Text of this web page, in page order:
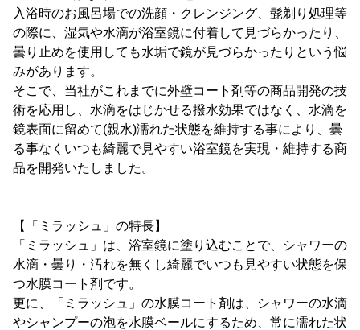
入浴時のお風呂場での洗顔・クレンジング、髭剃り処理等
の際に、湿気や水滴が浴室鏡に付着して見づらかったり、
曇り止めを使用しても水垢で鏡が見づらかったりという悩
みがあります。
そこで、当社がこれまでに外壁コート剤等の商品開発の技
術を応用し、水滴をはじかせる撥水効果ではなく、水滴を
鏡表面に留めて(親水)濡れた状態を維持する事により、曇
る事なくいつも綺麗で見やすい浴室鏡を実現・維持する商
品を開発いたしました。
【「ミラッシュ」の特長】
「ミラッシュ」は、浴室鏡に塗り込むことで、シャワーの
水滴・曇り・汚れを無くし綺麗でいつも見やすい状態を保
つ水膜コート剤です。
更に、「ミラッシュ」の水膜コート剤は、シャワーの水滴
やシャンプーの泡を水膜ベールにするため、常に濡れた状